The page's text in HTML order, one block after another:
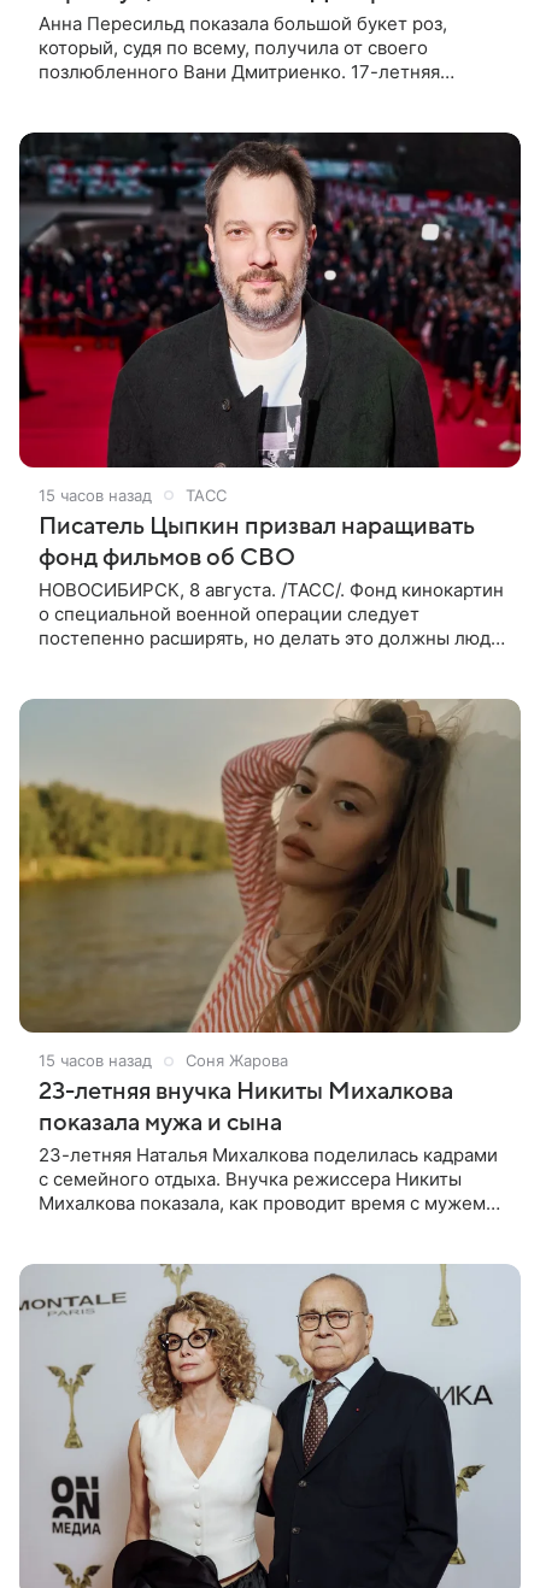
Анна Пересильд показала большой букет роз,
который, судя по всему, получилa от своего
позлюбленного Вани Дмитриенко. 17-летняя
15 часов назад ТАСС
Писатель Цыпкин призвал наращивать
фонд фильмов об СВО
НОВОСИБИРСК, 8 августа. /ТАСС/. Фонд кинокартин
о специальной военной операции следует
постепенно расширять, но делать это должны люди,
15 часов назад Соня Жарова
23-летняя внучка Никиты Михалкова
показала мужа и сына
23-летняя Наталья Михалкова поделилась кадрами
с семейного отдыха. Внучка режиссера Никиты
Михалкова показала, как проводит время с мужем